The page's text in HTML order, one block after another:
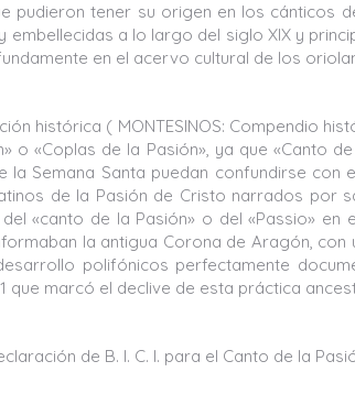
pudieron tener su origen en los cánticos
a lo largo del siglo XIX y
en el acervo cultural de los
histórica ( MONTESINOS: Compendio
o «Coplas de la Pasión», ya que «Canto
Semana Santa puedan confundirse con
de la Pasión de Cristo narrados por
«canto de la Pasión» o del «Passio» en
la antigua Corona de Aragón, con
polifónicos perfectamente
que marcó el declive de esta práctica
de B. l. C. l. para el Canto de la